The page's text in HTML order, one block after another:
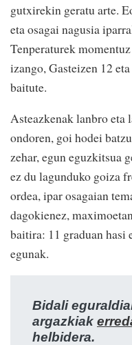
gutxirekin geratu arte.
eta osagai nagusia
Tenperaturek
izango, Gasteizen 12
baitute.
Asteazkenak lanbro eta
ondoren, goi hodei
zehar, egun eguzkitsua
ez du lagunduko goiza
ordea, ipar osagaian
dagokienez,
baitira: 11 graduan hasi
egunak.
Bidali
argazkiak
helbidera.